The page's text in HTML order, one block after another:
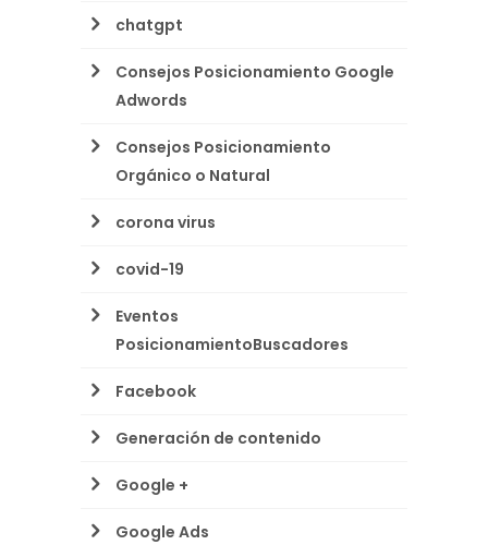
chatgpt
Consejos Posicionamiento Google
Adwords
Consejos Posicionamiento
Orgánico o Natural
corona virus
covid-19
Eventos
PosicionamientoBuscadores
Facebook
Generación de contenido
Google +
Google Ads